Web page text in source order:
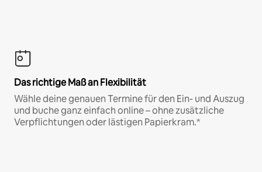
Das richtige Maß an Flexibilität
Wähle deine genauen Termine für den Ein- und Auszug
und buche ganz einfach online – ohne zusätzliche
Verpflichtungen oder lästigen Papierkram.*